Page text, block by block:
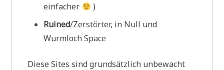
einfacher
)
Ruined/Zerstörter, in Null und
Wurmloch Space
Diese Sites sind grundsätzlich unbewacht